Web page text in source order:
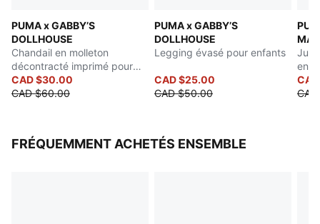
enfants entre 4 et 8 ans
PUMA x GABBY’S
DOLLHOUSE
Chandail en molleton
décontracté imprimé pour
jeunes enfants
CAD $30.00
CAD $60.00
PUMA x GABBY’S
DOLLHOUSE
Legging évasé pour enfants
CAD $25.00
CAD $50.00
FRÉQUEMMENT ACHETÉS ENSEMBLE